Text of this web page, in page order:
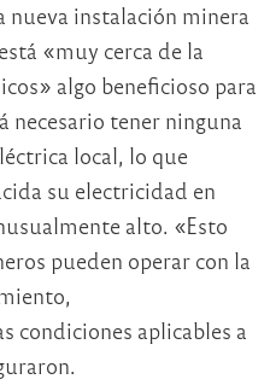
nueva instalación minera
«muy cerca de la
algo beneficioso para
necesario tener ninguna
local, lo que
su electricidad en
alto. «Esto
pueden operar con la
condiciones aplicables a